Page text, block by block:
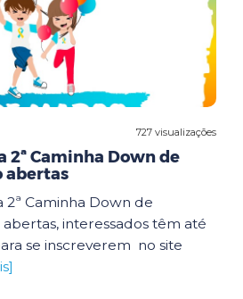
727 visualizações
2ª Caminha Down de
abertas
2ª Caminha Down de
interessados têm até
se inscreverem no site